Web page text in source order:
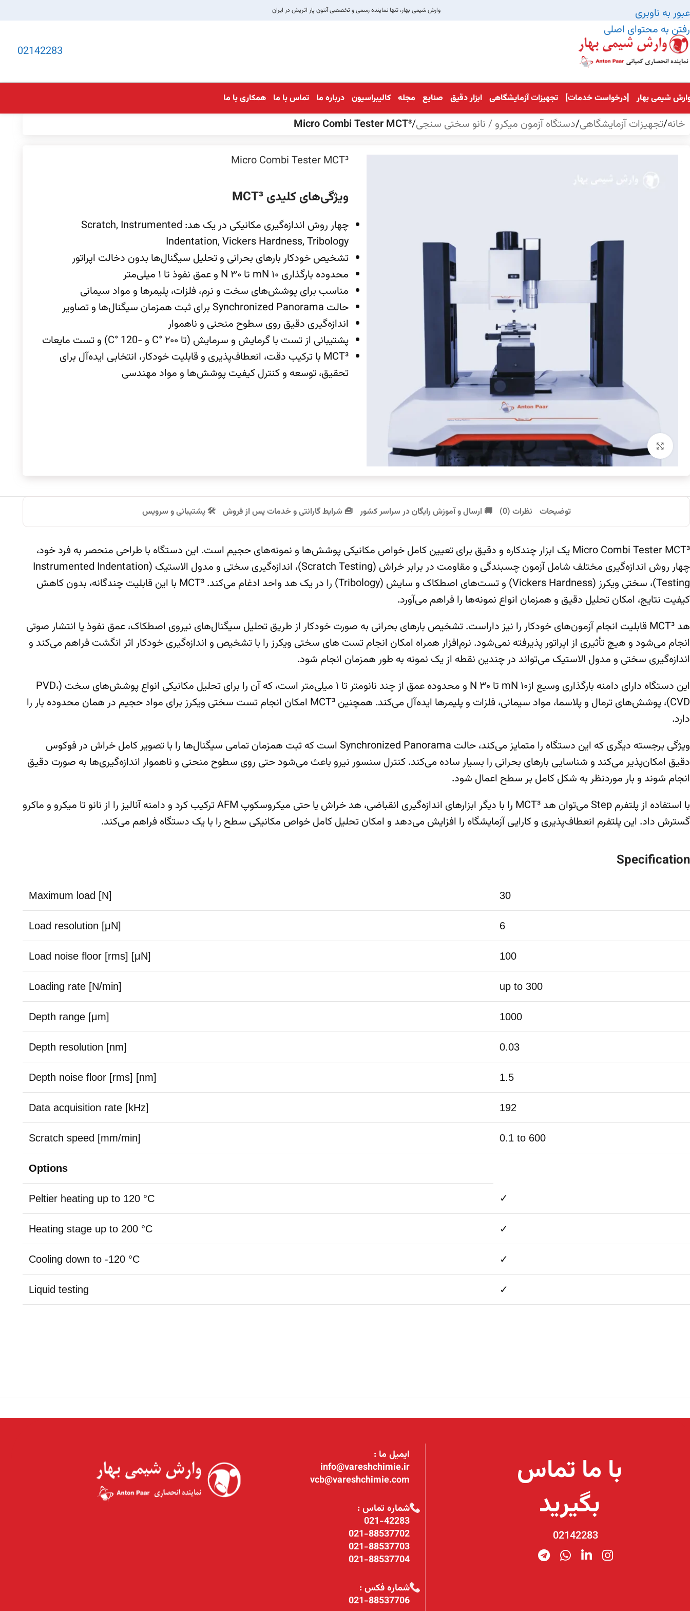
عبور به ناوبری
رفتن به محتوای اصلی
وارش شیمی بهار، تنها نماینده رسمی و تخصصی آنتون پار اتریش در ایران
02142283
شیمی بهار [درخواست خدمات] تجهیزات آزمایشگاهی ابزار دقیق صنایع مجله کالیبراسیون درباره ما تماس با ما همکاری با ما
خانه/تجهیزات آزمایشگاهی/دستگاه آزمون میکرو / نانو سختی سنجی/
Micro Combi Tester MCT³
بزرگنمایی تصویر
Micro Combi Tester MCT³
ویژگی‌های کلیدی MCT³
چهار روش اندازه‌گیری مکانیکی در یک هد: Scratch, Instrumented
Indentation, Vickers Hardness, Tribology
تشخیص خودکار بارهای بحرانی و تحلیل سیگنال‌ها بدون دخالت اپراتور
محدوده بارگذاری ۱۰ mN تا ۳۰ N و عمق نفوذ تا ۱ میلی‌متر
مناسب برای پوشش‌های سخت و نرم، فلزات، پلیمرها و مواد سیمانی
حالت Synchronized Panorama برای ثبت همزمان سیگنال‌ها و تصاویر
اندازه‌گیری دقیق روی سطوح منحنی و ناهموار
پشتیبانی از تست با گرمایش و سرمایش (تا ۲۰۰ °C و -120 °C) و تست مایعات
MCT³ با ترکیب دقت، انعطاف‌پذیری و قابلیت خودکار، انتخابی ایده‌آل برای
تحقیق، توسعه و کنترل کیفیت پوشش‌ها و مواد مهندسی
توضیحات نظرات (0) 🚚 ارسال و آموزش رایگان در سراسر کشور 🧰 شرایط گارانتی و خدمات پس از فروش 🛠️ پشتیبانی و سرویس
Micro Combi Tester MCT³ یک ابزار چندکاره و دقیق برای تعیین کامل خواص مکانیکی پوشش‌ها و نمونه‌های حجیم است. این دستگاه با طراحی منحصر به فرد خود،
چهار روش اندازه‌گیری مختلف شامل آزمون چسبندگی و مقاومت در برابر خراش (Scratch Testing)، اندازه‌گیری سختی و مدول الاستیک (Instrumented Indentation
Testing)، سختی ویکرز (Vickers Hardness) و تست‌های اصطکاک و سایش (Tribology) را در یک هد واحد ادغام می‌کند. MCT³ با این قابلیت چندگانه، بدون کاهش
کیفیت نتایج، امکان تحلیل دقیق و همزمان انواع نمونه‌ها را فراهم می‌آورد.
هد MCT³ قابلیت انجام آزمون‌های خودکار را نیز داراست. تشخیص بارهای بحرانی به صورت خودکار از طریق تحلیل سیگنال‌های نیروی اصطکاک، عمق نفوذ یا انتشار صوتی
انجام می‌شود و هیچ تأثیری از اپراتور پذیرفته نمی‌شود. نرم‌افزار همراه امکان انجام تست های سختی ویکرز را با تشخیص و اندازه‌گیری خودکار اثر انگشت فراهم می‌کند و
اندازه‌گیری سختی و مدول الاستیک می‌تواند در چندین نقطه از یک نمونه به طور همزمان انجام شود.
این دستگاه دارای دامنه بارگذاری وسیع ازmN ۱۰ تا ۳۰ N و محدوده عمق از چند نانومتر تا ۱ میلی‌متر است، که آن را برای تحلیل مکانیکی انواع پوشش‌های سخت (PVD،
CVD)، پوشش‌های ترمال و پلاسما، مواد سیمانی، فلزات و پلیمرها ایده‌آل می‌کند. همچنین MCT³ امکان انجام تست سختی ویکرز برای مواد حجیم در همان محدوده بار را
دارد.
ویژگی برجسته دیگری که این دستگاه را متمایز می‌کند، حالت Synchronized Panorama است که ثبت همزمان تمامی سیگنال‌ها را با تصویر کامل خراش در فوکوس
دقیق امکان‌پذیر می‌کند و شناسایی بارهای بحرانی را بسیار ساده می‌کند. کنترل سنسور نیرو باعث می‌شود حتی روی سطوح منحنی و ناهموار اندازه‌گیری‌ها به صورت دقیق
انجام شوند و بار موردنظر به شکل کامل بر سطح اعمال شود.
با استفاده از پلتفرم Step می‌توان هد MCT³ را با دیگر ابزارهای اندازه‌گیری انقباضی، هد خراش یا حتی میکروسکوپ AFM ترکیب کرد و دامنه آنالیز را از نانو تا میکرو و ماکرو
گسترش داد. این پلتفرم انعطاف‌پذیری و کارایی آزمایشگاه را افزایش می‌دهد و امکان تحلیل کامل خواص مکانیکی سطح را با یک دستگاه فراهم می‌کند.
Specification
Maximum load [N] 30
Load resolution [μN] 6
Load noise floor [rms] [μN] 100
Loading rate [N/min] up to 300
Depth range [μm] 1000
Depth resolution [nm] 0.03
Depth noise floor [rms] [nm] 1.5
Data acquisition rate [kHz] 192
Scratch speed [mm/min] 0.1 to 600
Options
Peltier heating up to 120 °C ✓
Heating stage up to 200 °C ✓
Cooling down to -120 °C ✓
Liquid testing ✓
با ما تماس
بگیرید
02142283
ایمیل ما :
info@vareshchimie.ir
vcb@vareshchimie.com
شماره تماس :
021-42283
021-88537702
021-88537703
021-88537704
شماره فکس :
021-88537706